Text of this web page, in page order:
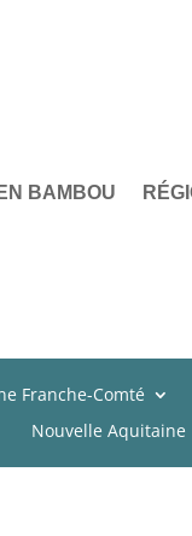
BAMBOU
Franche-Comté
Nouvelle Aquitaine